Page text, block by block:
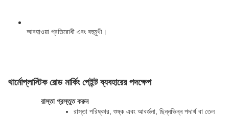
আবহাওয়া প্রতিরোধী এবং বহুমুখী।
থার্মোপ্লাস্টিক রোড মার্কিং পেইন্ট ব্যবহারের পদক্ষেপ
রাস্তা প্রস্তুত করুন
রাস্তা পরিষ্কার, শুষ্ক এবং আবর্জনা, ছিন্নভিন্ন পদার্থ বা তেল